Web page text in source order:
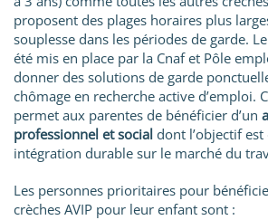
proposent des plages horaires plus
souplesse dans les périodes de garde.
été mis en place par la Cnaf et Pôle
donner des solutions de garde
chômage en recherche active d’emploi.
permet aux parentes de bénéficier d’un
professionnel et social dont l’objectif
intégration durable sur le marché du
Les personnes prioritaires pour
crèches AVIP pour leur enfant sont :